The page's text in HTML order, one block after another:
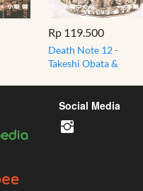
Rp 119.500
Death Note 12 -
Takeshi Obata &
Social Media